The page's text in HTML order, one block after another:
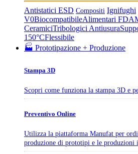
Antistatici ESD Compositi Ignifughi
V0BiocompatibileAlimentari FDA
CeramiciTribologici Antiusura
150°CFlessibile
🏭 Prototipazione + Produzione
Stampa 3D
Scopri come funziona la stampa 3D e
Preventivo Online
Utilizza la piattaforma Manufat per
produzione di prototipi e le produzioni